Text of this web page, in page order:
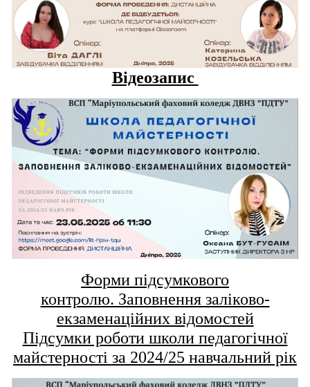
Відеозапис
Форми підсумкового
контролю. Заповнення заліково-
екзаменаційних відомостей
Підсумки роботи школи педагогічної
майстерності за 2024/25 навчальний рік